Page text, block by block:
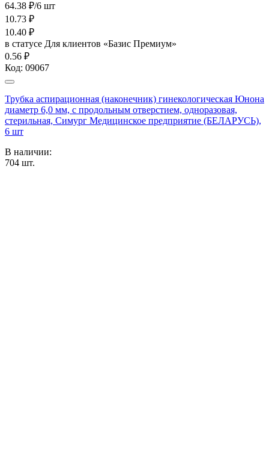
64.38 ₽/6 шт
10.73 ₽
10.40 ₽
в статусе Для клиентов «Базис Премиум»
0.56 ₽
Код: 09067
Трубка аспирационная (наконечник) гинекологическая Юнона
диаметр 6,0 мм, с продольным отверстием, одноразовая,
стерильная, Симург Медицинское предприятие (БЕЛАРУСЬ),
6 шт
В наличии:
704 шт.